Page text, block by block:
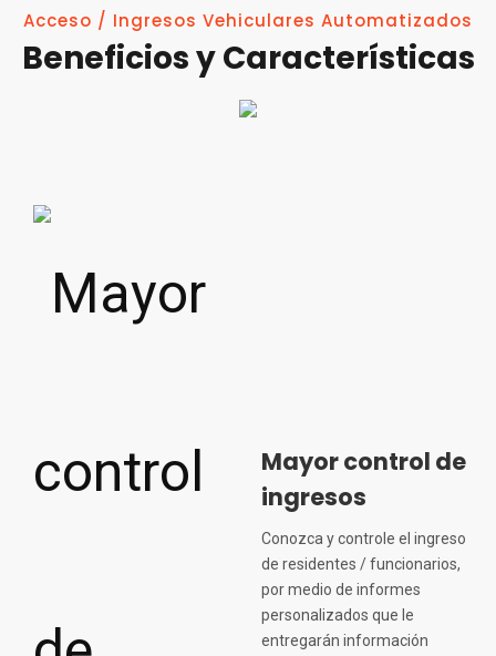
Acceso / Ingresos Vehiculares Automatizados
Beneficios y Características
Mayor control de
ingresos
Conozca y controle el ingreso
de residentes / funcionarios,
por medio de informes
personalizados que le
entregarán información